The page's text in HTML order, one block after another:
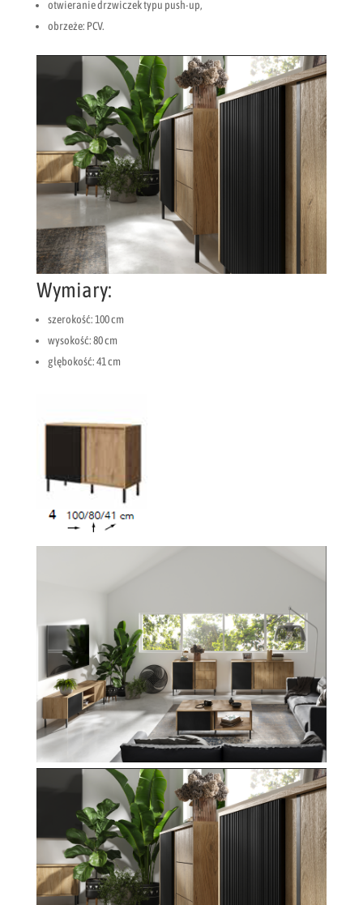
otwieranie drzwiczek typu push-up,
obrzeże: PCV.
Wymiary:
szerokość: 100 cm
wysokość: 80 cm
głębokość: 41 cm